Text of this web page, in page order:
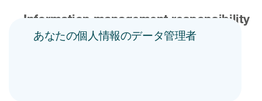
あなたの個人情報のデータ管理者